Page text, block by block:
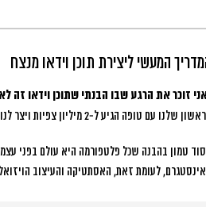
המעשי ליצירת תוכן וידאו מנצח
זוכר את הרגע שבו הבנתי שתוכן וידאו זה
שלנו עם טופה הגיע ל-2 מיליון צפיות ויצר לנו 150 פניות איכותיות תוך שבוע. הבנתי שמדובר במדע מדויק, לא בהימור.”
טמון בהבנה שכל פלטפורמה היא עולם בפני
לעומת זאת, האסתטיקה והעיצוב